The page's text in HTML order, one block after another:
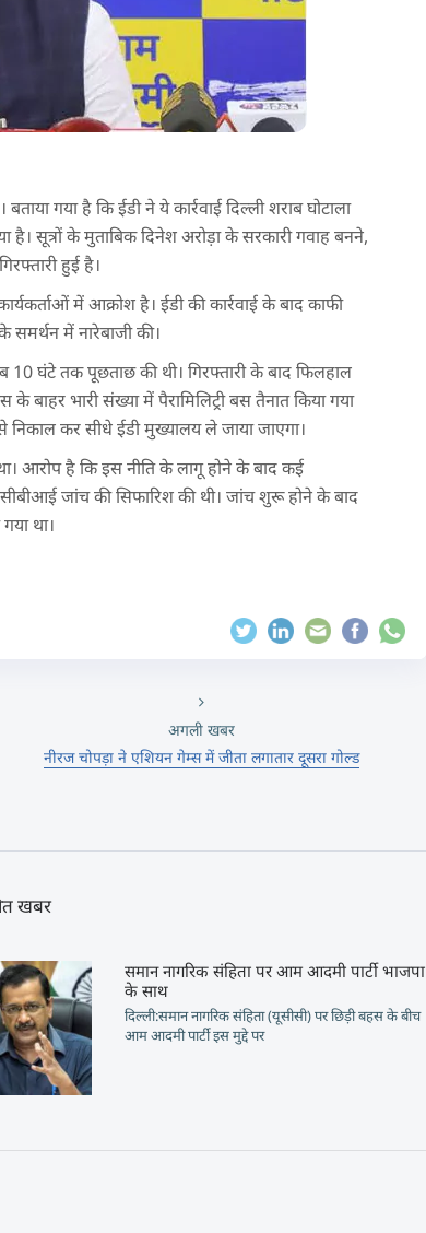
गया है कि ईडी ने ये कार्रवाई दिल्ली शराब घोटाला
सूत्रों के मुताबिक दिनेश अरोड़ा के सरकारी गवाह बनने,
हुई है।
में आक्रोश है। ईडी की कार्रवाई के बाद काफी
में नारेबाजी की।
घंटे तक पूछताछ की थी। गिरफ्तारी के बाद फिलहाल
भारी संख्या में पैरामिलिट्री बस तैनात किया गया
कर सीधे ईडी मुख्यालय ले जाया जाएगा।
आरोप है कि इस नीति के लागू होने के बाद कई
जांच की सिफारिश की थी। जांच शुरू होने के बाद
था।
अगली खबर
नीरज चोपड़ा ने एशियन गेम्स में जीता लगातार दूसरा गोल्ड
खबर
समान नागरिक संहिता पर आम आदमी पार्टी भाजपा
के साथ
दिल्ली:समान नागरिक संहिता (यूसीसी) पर छिड़ी बहस के बीच
आम आदमी पार्टी इस मुद्दे पर